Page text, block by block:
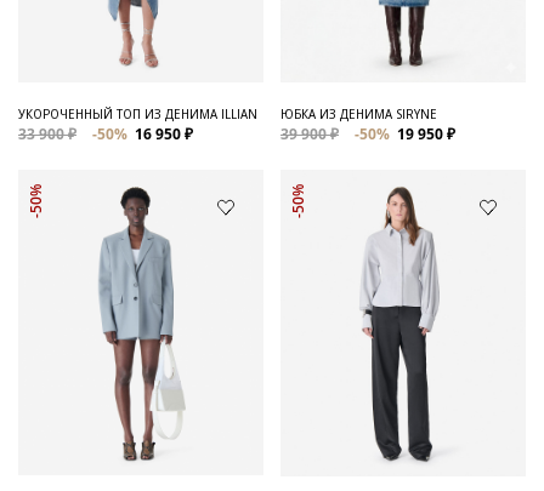
УКОРОЧЕННЫЙ ТОП ИЗ ДЕНИМА ILLIAN
33 900 ₽ -50% 16 950 ₽
ЮБКА ИЗ ДЕНИМА SIRYNE
39 900 ₽ -50% 19 950 ₽
-50% -50%